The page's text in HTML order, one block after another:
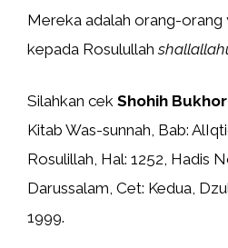
Mereka adalah orang-orang
kepada Rosulullah
Silahkan cek Shohih
Kitab Was-sunnah, Bab:
Rosulillah, Hal: 1252, Hadis
Darussalam, Cet: Kedua,
1999.